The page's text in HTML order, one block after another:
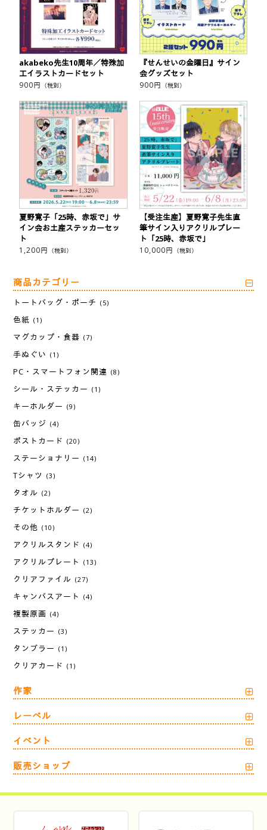
akabeko先生10周年／特殊加
工イラストカードセット
900円 （税別）
『せんせいの金曜日』サイン
会グッズセット
900円 （税別）
夏野寛子「25時、赤坂で」サ
イン会お土産ステッカーセッ
ト
1,200円 （税別）
【受注生産】夏野寛子先生直
筆サイン入りアクリルプレー
ト「25時、赤坂で」
10,000円 （税別）
商品カテゴリー
トートバッグ・ポーチ (5)
色紙 (1)
マグカップ・食器 (7)
手ぬぐい (1)
PC・スマートフォン関連 (8)
シール・ステッカー (1)
キーホルダー (9)
缶バッジ (4)
ポストカード (20)
ステーショナリー (14)
Tシャツ (3)
タオル (2)
チケットホルダー (2)
その他 (10)
アクリルスタンド (4)
アクリルプレート (13)
クリアファイル (27)
キャンバスアート (4)
複製原画 (4)
ステッカー (3)
タンブラー (1)
クリアカード (1)
作家
レーベル
イベント
販売ショップ